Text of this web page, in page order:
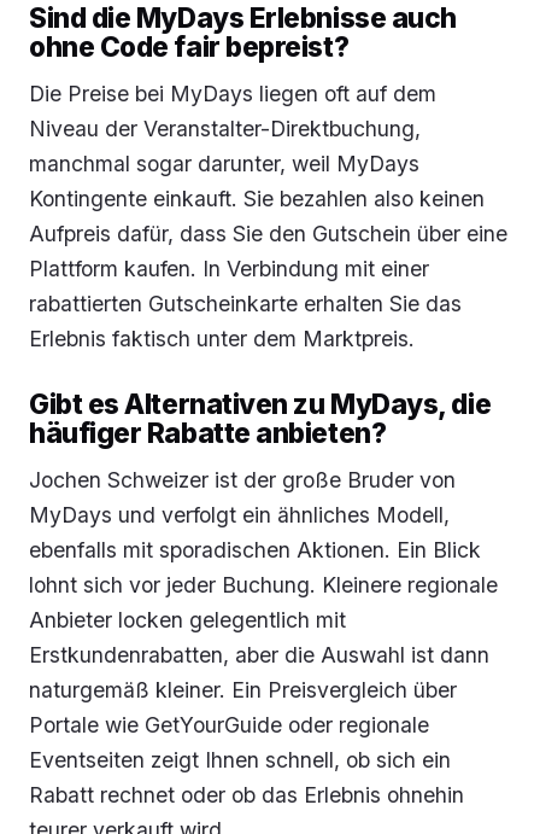
Sind die MyDays Erlebnisse auch
ohne Code fair bepreist?
Die Preise bei MyDays liegen oft auf dem
Niveau der Veranstalter-Direktbuchung,
manchmal sogar darunter, weil MyDays
Kontingente einkauft. Sie bezahlen also keinen
Aufpreis dafür, dass Sie den Gutschein über eine
Plattform kaufen. In Verbindung mit einer
rabattierten Gutscheinkarte erhalten Sie das
Erlebnis faktisch unter dem Marktpreis.
Gibt es Alternativen zu MyDays, die
häufiger Rabatte anbieten?
Jochen Schweizer ist der große Bruder von
MyDays und verfolgt ein ähnliches Modell,
ebenfalls mit sporadischen Aktionen. Ein Blick
lohnt sich vor jeder Buchung. Kleinere regionale
Anbieter locken gelegentlich mit
Erstkundenrabatten, aber die Auswahl ist dann
naturgemäß kleiner. Ein Preisvergleich über
Portale wie GetYourGuide oder regionale
Eventseiten zeigt Ihnen schnell, ob sich ein
Rabatt rechnet oder ob das Erlebnis ohnehin